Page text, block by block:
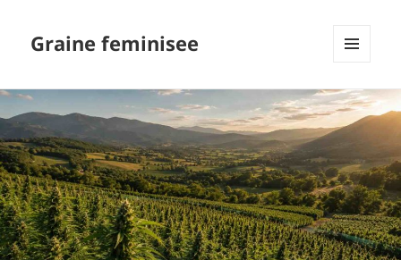
Graine feminisee
WIDGETS